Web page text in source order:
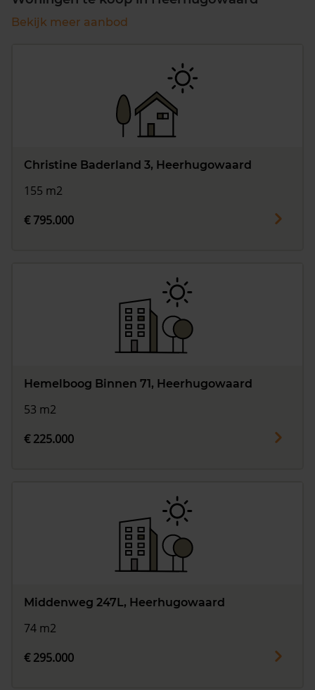
Bekijk meer aanbod
Christine Baderland 3, Heerhugowaard
155 m2
€ 795.000
Hemelboog Binnen 71, Heerhugowaard
53 m2
€ 225.000
Middenweg 247L, Heerhugowaard
74 m2
€ 295.000